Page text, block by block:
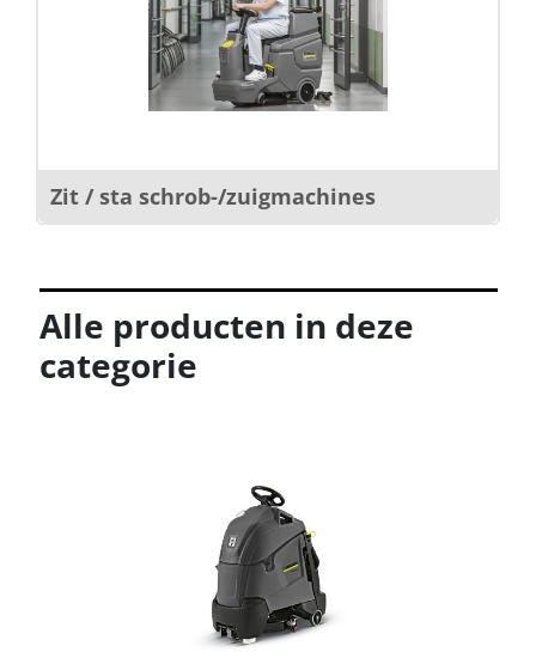
Zit / sta schrob-/zuigmachines
Alle producten in deze
categorie